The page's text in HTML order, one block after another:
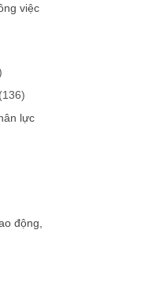
việc
(136)
lực
động,